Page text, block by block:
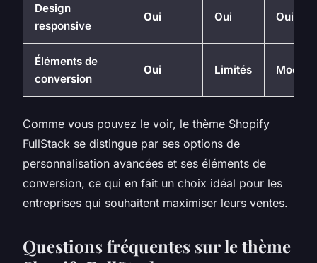
Design
responsive
Oui Oui Oui
Éléments de
conversion
Oui Limités
Comme vous pouvez le voir, le thème Shopify
FullStack se distingue par ses options de
personnalisation avancées et ses éléments de
conversion, ce qui en fait un choix idéal pour les
entreprises qui souhaitent maximiser leurs ventes.
Questions fréquentes sur le thème